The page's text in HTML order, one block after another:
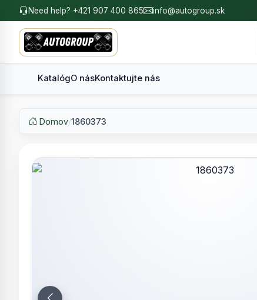
Need help? +421 907 400 865 info@autogroup.sk
KatalógO násKontaktujte nás
Domov/1860373